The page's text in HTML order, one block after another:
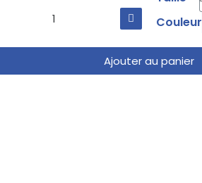
Couleur
Ajouter au panier